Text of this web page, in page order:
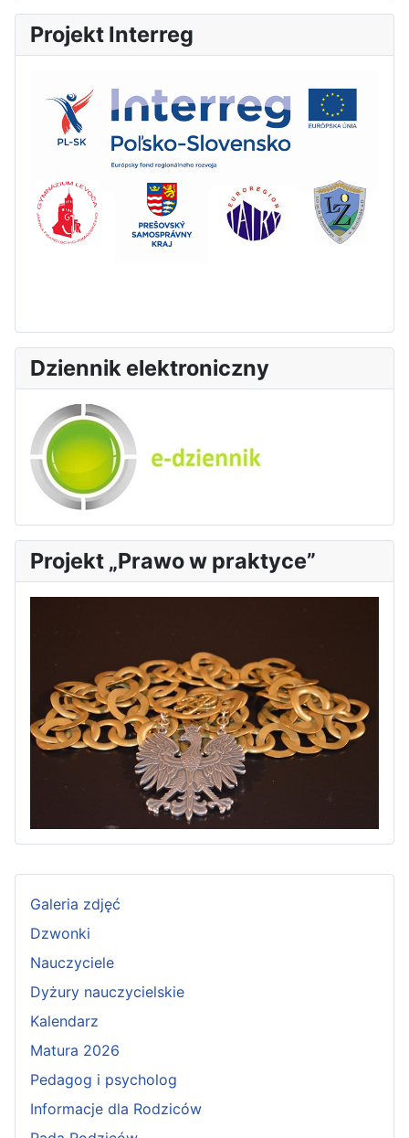
Galeria zdjęć
Dzwonki
Nauczyciele
Dyżury nauczycielskie
Kalendarz
Matura 2026
Pedagog i psycholog
Informacje dla Rodziców
Projekt Interreg
Dziennik elektroniczny
Projekt „Prawo w praktyce”